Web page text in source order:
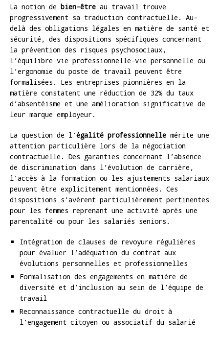
La notion de bien-être au travail trouve
progressivement sa traduction contractuelle. Au-
delà des obligations légales en matière de santé et
sécurité, des dispositions spécifiques concernant
la prévention des risques psychosociaux,
l’équilibre vie professionnelle-vie personnelle ou
l’ergonomie du poste de travail peuvent être
formalisées. Les entreprises pionnières en la
matière constatent une réduction de 32% du taux
d’absentéisme et une amélioration significative de
leur marque employeur.
La question de l’égalité professionnelle mérite une
attention particulière lors de la négociation
contractuelle. Des garanties concernant l’absence
de discrimination dans l’évolution de carrière,
l’accès à la formation ou les ajustements salariaux
peuvent être explicitement mentionnées. Ces
dispositions s’avèrent particulièrement pertinentes
pour les femmes reprenant une activité après une
parentalité ou pour les salariés seniors.
Intégration de clauses de revoyure régulières
pour évaluer l’adéquation du contrat aux
évolutions personnelles et professionnelles
Formalisation des engagements en matière de
diversité et d’inclusion au sein de l’équipe de
travail
Reconnaissance contractuelle du droit à
l’engagement citoyen ou associatif du salarié